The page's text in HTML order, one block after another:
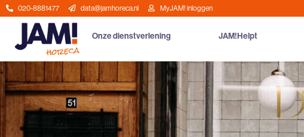
020-8881477 data@jamhoreca.nl MyJAM! inloggen
Onze dienstverlening JAM!Helpt